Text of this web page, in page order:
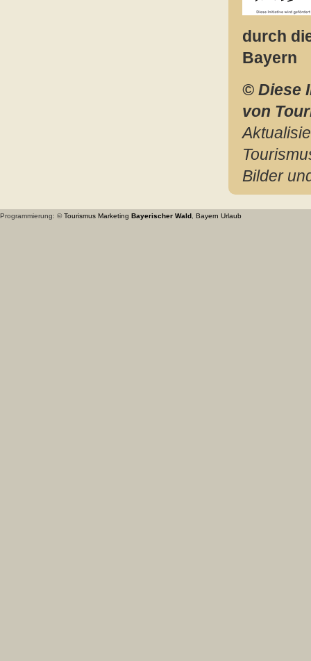
durch
Bayern
© Diese
von
Bilder
Programmierung: ©Tourismus Marketing Bayerischer Wald Bayern Urlaub